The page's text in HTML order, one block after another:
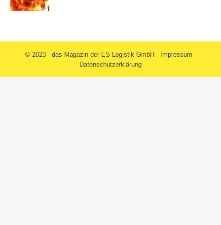
© 2023 - das Magazin der ES Logistik GmbH - Impressum -
Datenschutzerklärung